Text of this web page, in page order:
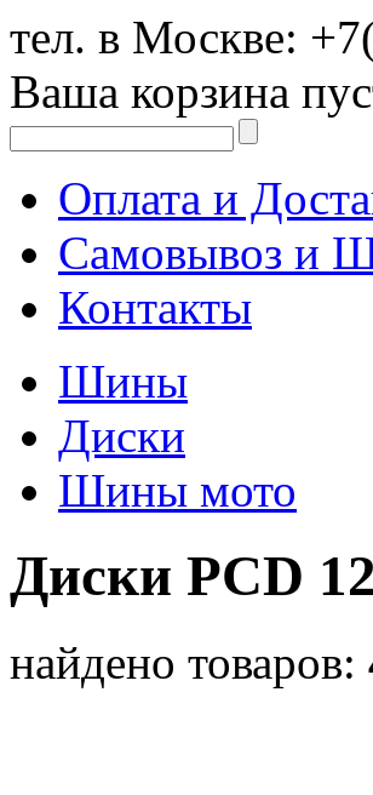
тел. в Москве:
Ваша корзина
Оплата и
Самовывоз и
Контакты
Шины
Диски
Шины мото
Диски PCD
найдено товаров: